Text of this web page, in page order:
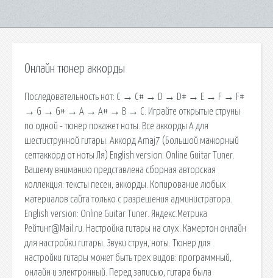
Онлайн тюнер аккорды
Последовательность нот: C → C# → D → D# → E → F → F#
→ G → G# → A → A# → B → C. Играйте открытые струны
по одной - тюнер покажет ноты. Все аккорды A для
шестиструнной гитары. Аккорд Amaj7 (Большой мажорный
септаккорд от ноты Ля) English version: Online Guitar Tuner.
Вашему вниманию представлена сборная авторская
коллекция: тексты песен, аккорды. Копирование любых
материалов сайта только с разрешения администратора.
English version: Online Guitar Tuner. Яндекс.Метрика
Рейтинг@Mail.ru. Настройка гитары на слух. Камертон онлайн
для настройки гитары. Звуки струн, ноты. Тюнер для
настройки гитары может быть трех видов: программный,
онлайн и электронный. Перед записью, гитара была